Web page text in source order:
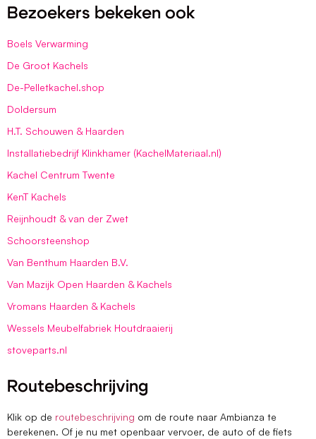
Bezoekers bekeken ook
Boels Verwarming
De Groot Kachels
De-Pelletkachel.shop
Doldersum
H.T. Schouwen & Haarden
Installatiebedrijf Klinkhamer (KachelMateriaal.nl)
Kachel Centrum Twente
KenT Kachels
Reijnhoudt & van der Zwet
Schoorsteenshop
Van Benthum Haarden B.V.
Van Mazijk Open Haarden & Kachels
Vromans Haarden & Kachels
Wessels Meubelfabriek Houtdraaierij
stoveparts.nl
Routebeschrijving
Klik op de routebeschrijving om de route naar Ambianza te
berekenen. Of je nu met openbaar vervoer, de auto of de fiets